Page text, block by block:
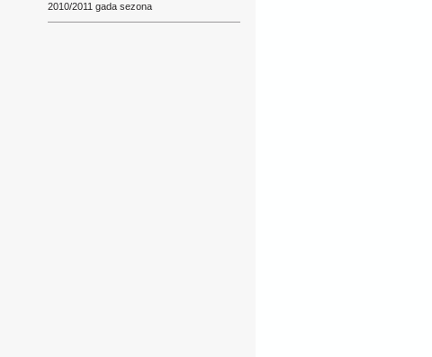
2010/2011 gada sezona